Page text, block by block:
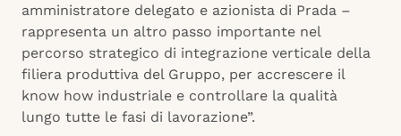
amministratore delegato e azionista di Prada –
rappresenta un altro passo importante nel
percorso strategico di integrazione verticale della
filiera produttiva del Gruppo, per accrescere il
know how industriale e controllare la qualità
lungo tutte le fasi di lavorazione”.